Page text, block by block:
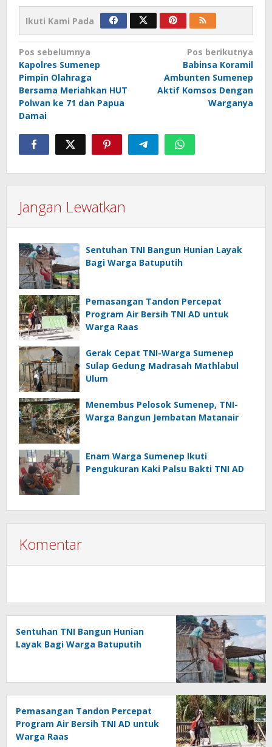
Ikuti Kami Pada
Navigasi
pos
Pos sebelumnya
Kapolres Sumenep
Pimpin Olahraga
Bersama Meriahkan HUT
Polwan ke 71 dan Papua
Damai
Pos berikutnya
Babinsa Koramil
Ambunten Sumenep
Aktif Komsos Dengan
Warganya
Jangan Lewatkan
Sentuhan TNI Bangun Hunian Layak
Bagi Warga Batuputih
Pemasangan Tandon Percepat
Program Air Bersih TNI AD untuk
Warga Raas
Gerak Cepat TNI-Warga Sumenep
Sulap Gedung Madrasah Mathlabul
Ulum
Menembus Pelosok Sumenep, TNI-
Warga Bangun Jembatan Matanair
Enam Warga Sumenep Ikuti
Pengukuran Kaki Palsu Bakti TNI AD
Komentar
Sentuhan TNI Bangun Hunian
Layak Bagi Warga Batuputih
Pemasangan Tandon Percepat
Program Air Bersih TNI AD untuk
Warga Raas